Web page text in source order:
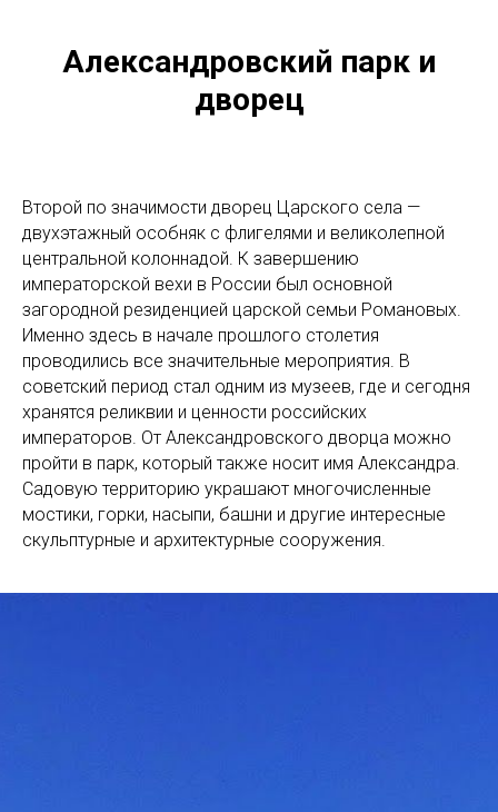
Александровский парк и
дворец
Второй по значимости дворец Царского села —
двухэтажный особняк с флигелями и великолепной
центральной колоннадой. К завершению
императорской вехи в России был основной
загородной резиденцией царской семьи Романовых.
Именно здесь в начале прошлого столетия
проводились все значительные мероприятия. В
советский период стал одним из музеев, где и сегодня
хранятся реликвии и ценности российских
императоров. От Александровского дворца можно
пройти в парк, который также носит имя Александра.
Садовую территорию украшают многочисленные
мостики, горки, насыпи, башни и другие интересные
скульптурные и архитектурные сооружения.